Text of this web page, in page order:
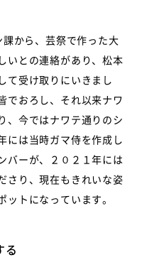
から、芸祭で作った大
いとの連絡があり、松本
て受け取りにいきまし
でおろし、それ以来ナワ
、今ではナワテ通りのシ
には当時ガマ侍を作成し
バーが、２０２１年には
さり、現在もきれいな姿
トになっています。
る